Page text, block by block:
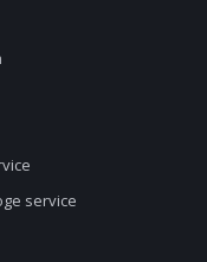
service